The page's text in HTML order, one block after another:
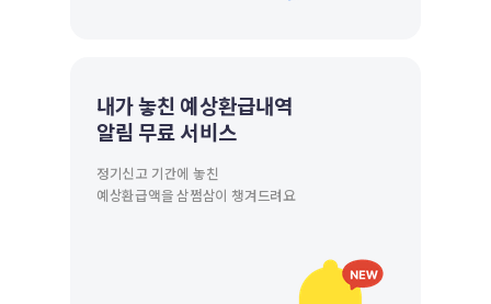
내가 놓친 예상환급내역
알림 무료 서비스
정기신고 기간에 놓친
예상환급액을 삼쩜삼이 챙겨드려요